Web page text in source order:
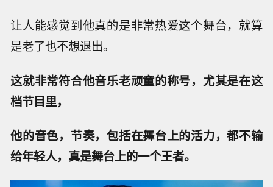
让人能感觉到他真的是非常热爱这个舞台，就算
是老了也不想退出。
这就非常符合他音乐老顽童的称号，尤其是在这
档节目里，
他的音色，节奏，包括在舞台上的活力，都不输
给年轻人，真是舞台上的一个王者。